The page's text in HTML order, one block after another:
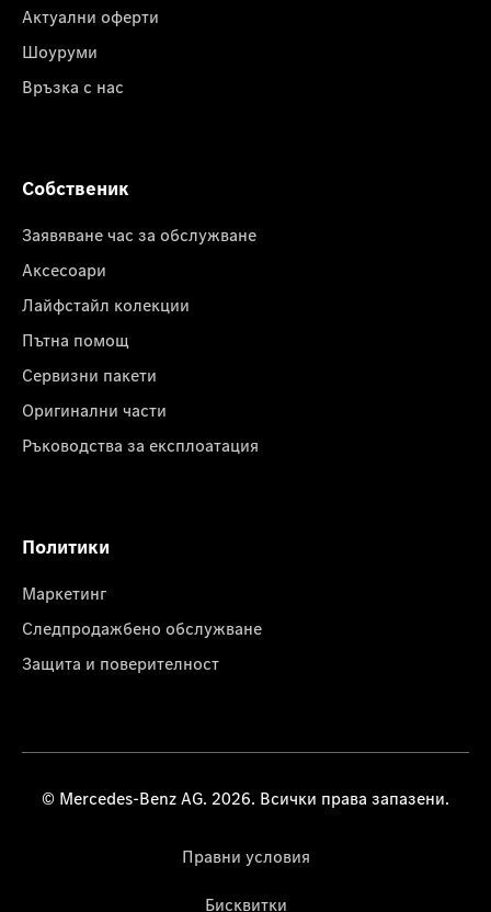
Актуални оферти
Шоуруми
Връзка с нас
Собственик
Заявяване час за обслужване
Аксесоари
Лайфстайл колекции
Пътна помощ
Сервизни пакети
Оригинални части
Ръководства за експлоатация
Политики
Маркетинг
Следпродажбено обслужване
Защита и поверителност
© Mercedes-Benz AG. 2026. Всички права запазени.
Правни условия
Бисквитки